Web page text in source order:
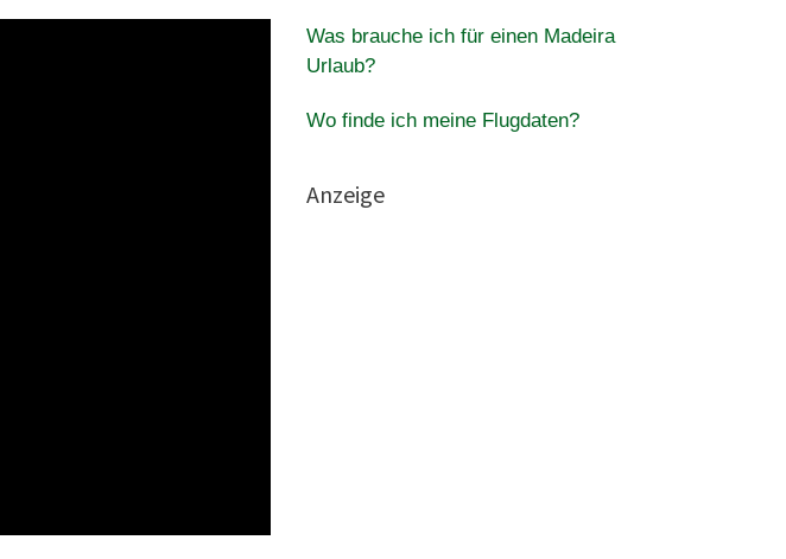
Was brauche ich für einen Madeira
Urlaub?
Wo finde ich meine Flugdaten?
Anzeige